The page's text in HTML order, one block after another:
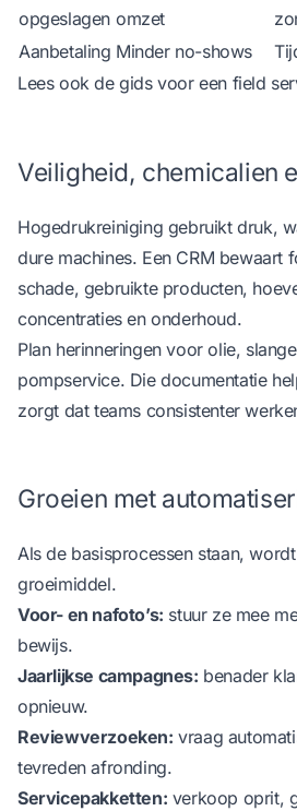
opgeslagen omzet
Aanbetaling Minder no-shows
Lees ook de gids voor een field
Veiligheid, chemicalien
Hogedrukreiniging gebruikt druk,
dure machines. Een CRM bewaart
schade, gebruikte producten,
concentraties en onderhoud.
Plan herinneringen voor olie,
pompservice. Die documentatie
zorgt dat teams consistenter
Groeien met
Als de basisprocessen staan,
groeimiddel.
Voor- en nafoto’s: stuur ze mee
bewijs.
Jaarlijkse campagnes: benader
opnieuw.
Reviewverzoeken: vraag
tevreden afronding.
Servicepakketten: verkoop oprit,